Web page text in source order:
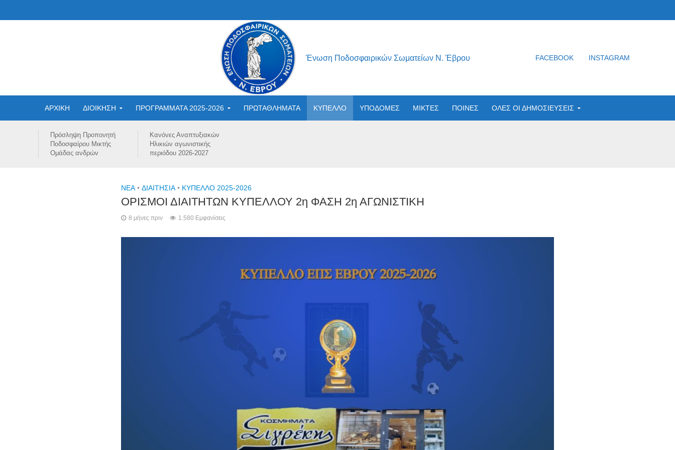
Ένωση Ποδοσφαιρικών Σωματείων Ν. Έβρου FACEBOOK INSTAGRAM
ΑΡΧΙΚΗ ΔΙΟΙΚΗΣΗ ΠΡΟΓΡΑΜΜΑΤΑ 2025-2026 ΠΡΩΤΑΘΛΗΜΑΤΑ ΚΥΠΕΛΛΟ ΥΠΟΔΟΜΕΣ ΜΙΚΤΕΣ ΠΟΙΝΕΣ ΟΛΕΣ ΟΙ ΔΗΜΟΣΙΕΥΣΕΙΣ
Πρόσληψη Προπονητή
Ποδοσφαίρου Μικτής
Ομάδας ανδρών
Κανόνες Αναπτυξιακών
Ηλικιών αγωνιστικής
περιόδου 2026-2027
NEA • ΔΙΑΙΤΗΣΙΑ • ΚΥΠΕΛΛΟ 2025-2026
ΟΡΙΣΜΟΙ ΔΙΑΙΤΗΤΩΝ ΚΥΠΕΛΛΟΥ 2η ΦΑΣΗ 2η ΑΓΩΝΙΣΤΙΚΗ
8 μήνες πριν 1.580 Εμφανίσεις